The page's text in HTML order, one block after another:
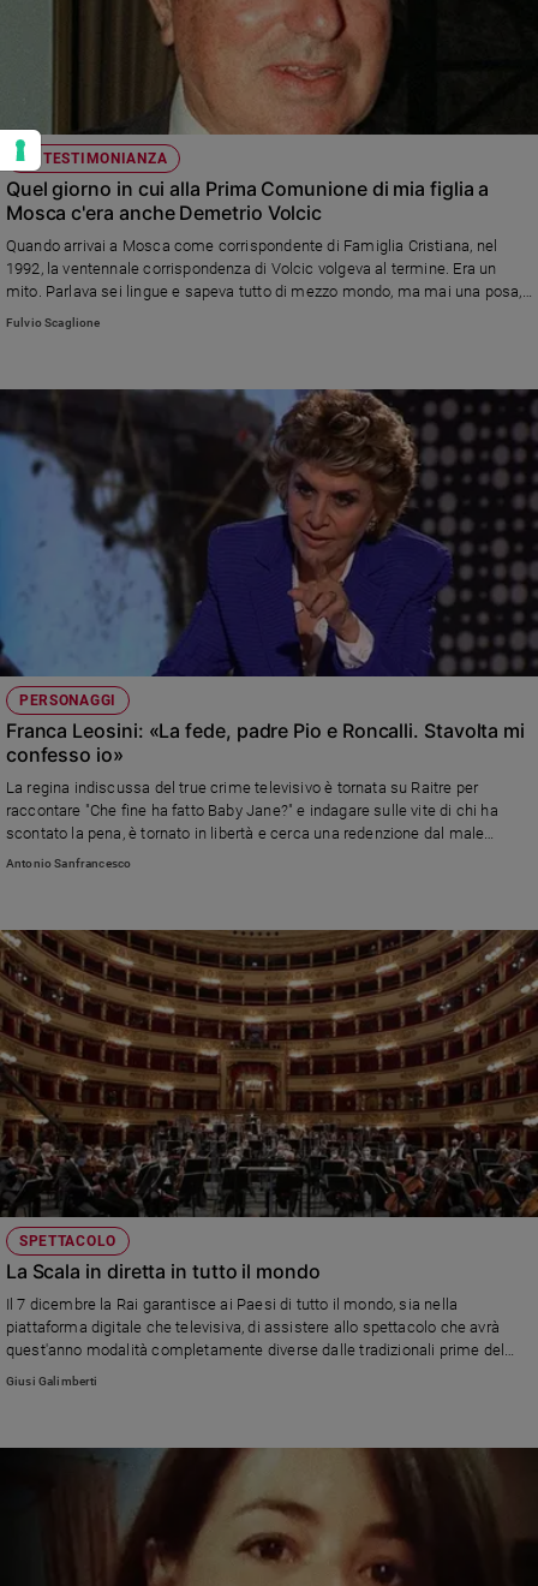
LA TESTIMONIANZA
Quel giorno in cui alla Prima Comunione di mia figlia a
Mosca c'era anche Demetrio Volcic
Quando arrivai a Mosca come corrispondente di Famiglia Cristiana, nel
1992, la ventennale corrispondenza di Volcic volgeva al termine. Era un
mito. Parlava sei lingue e sapeva tutto di mezzo mondo, ma mai una posa,
un atteggiamento, un vezzo... Fulvio Scaglione ricorda il grande giornalista
Fulvio Scaglione
PERSONAGGI
Franca Leosini: «La fede, padre Pio e Roncalli. Stavolta mi
confesso io»
La regina indiscussa del true crime televisivo è tornata su Raitre per
raccontare "Che fine ha fatto Baby Jane?" e indagare sulle vite di chi ha
scontato la pena, è tornato in libertà e cerca una redenzione dal male
commesso. E racconta il suo rapporto con Dio accompagnato da quelli che
Antonio Sanfrancesco
SPETTACOLO
La Scala in diretta in tutto il mondo
Il 7 dicembre la Rai garantisce ai Paesi di tutto il mondo, sia nella
piattaforma digitale che televisiva, di assistere allo spettacolo che avrà
quest'anno modalità completamente diverse dalle tradizionali prime del
teatro. Dall'Australia alle Americhe alla Russia, tutti potranno seguire
Giusi Galimberti